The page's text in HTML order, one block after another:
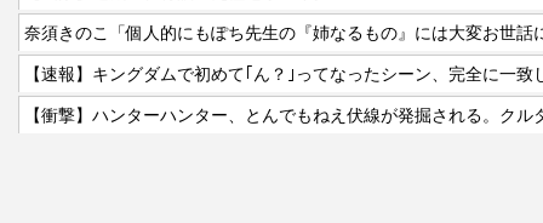
奈須きのこ「個人的にもぽち先生の『姉なるもの』には大変お世話